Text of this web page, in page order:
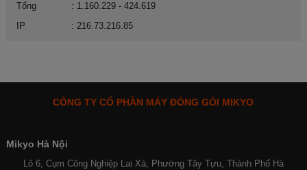
Tổng
: 1.160.229 - 424.619
IP
: 216.73.216.85
CÔNG TY CỔ PHẦN MÁY ĐÓNG GÓI MIKYO
Mikyo Hà Nội
Lô 6, Cụm Công Nghiệp Lai Xá, Phường Tây Tựu, Thành Phố Hà